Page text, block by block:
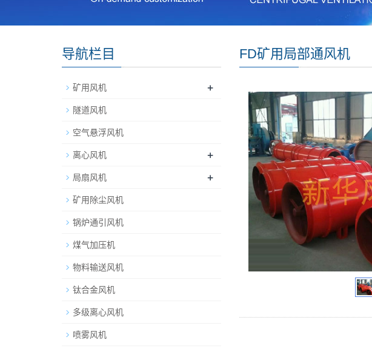
FD矿用局部通风机
导航栏目
矿用风机 +
隧道风机
空气悬浮风机
离心风机 +
局扇风机 +
矿用除尘风机
锅炉通引风机
煤气加压机
物料输送风机
钛合金风机
多级离心风机
喷雾风机